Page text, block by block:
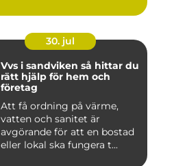
30. jul
Vvs i sandviken så hittar du
rätt hjälp för hem och
företag
Att få ordning på värme,
vatten och sanitet är
avgörande för att en bostad
eller lokal ska fungera t...